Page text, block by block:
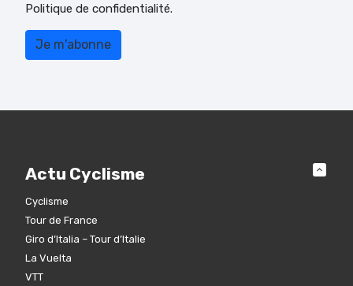
Politique de confidentialité.
Actu Cyclisme
Cyclisme
Tour de France
Giro d’Italia – Tour d’Italie
La Vuelta
VTT